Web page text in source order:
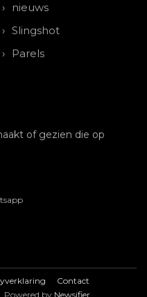
nieuws
Slingshot
Parels
of gezien die op
Contact
Powered by Newsifier